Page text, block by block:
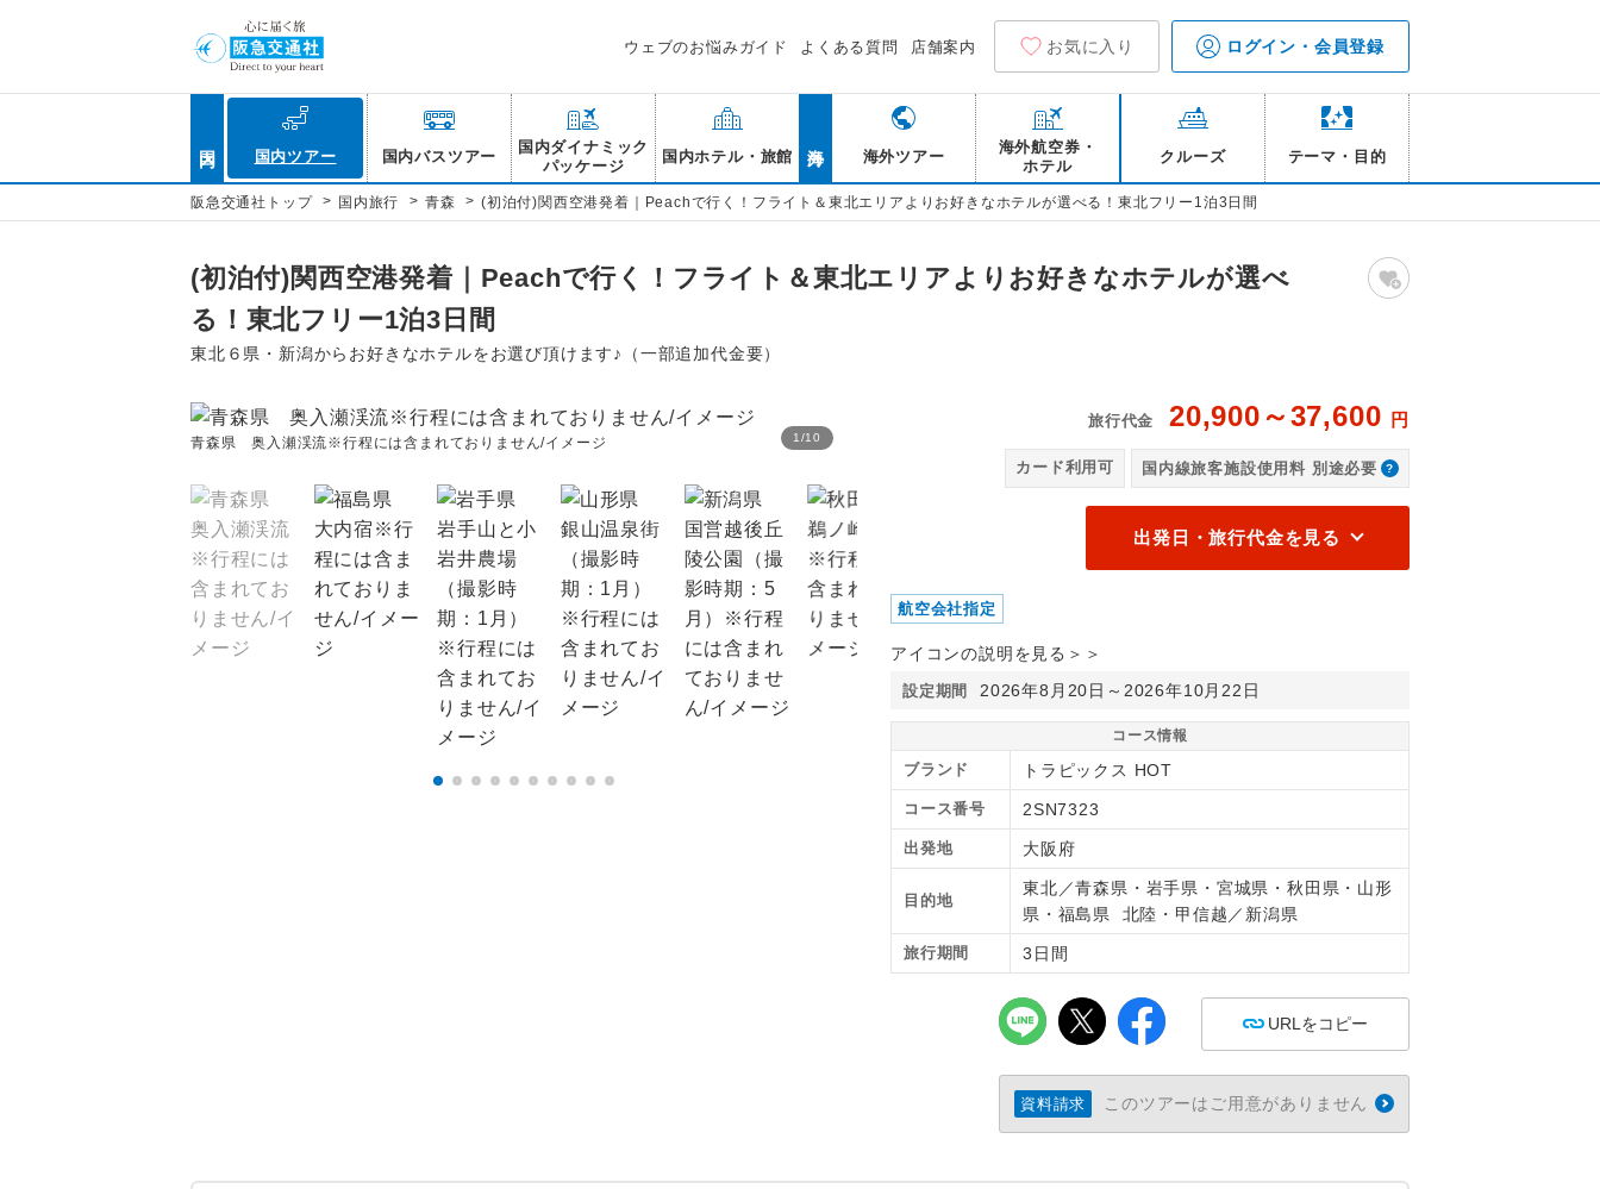
ウェブのお悩みガイド よくある質問 店舗案内 お気に入り ログイン・会員登録
国内ツアー 国内バスツアー
国内ダイナミック
パッケージ
国内ホテル・旅館 海外ツアー
海外航空券・
ホテル
クルーズ テーマ・目的
阪急交通社トップ > 国内旅行 > 青森 > (初泊付)関西空港発着｜Peachで行く！フライト＆東北エリアよりお好きなホテルが選べる！東北フリー1泊3日間
(初泊付)関西空港発着｜Peachで行く！フライト＆東北エリアよりお好きなホテルが選べ
る！東北フリー1泊3日間
東北６県・新潟からお好きなホテルをお選び頂けます♪（一部追加代金要）
1 /10
青森県 奥入瀬渓流※行程には含まれておりません/イメージ
旅行代金 20,900～37,600 円
カード利用可 国内線旅客施設使用料 別途必要
出発日・旅行代金を見る
航空会社指定
アイコンの説明を見る＞＞
設定期間 2026年8月20日～2026年10月22日
コース情報
ブランド トラピックス HOT
コース番号 2SN7323
出発地 大阪府
目的地
東北／青森県・岩手県・宮城県・秋田県・山形
県・福島県 北陸・甲信越／新潟県
旅行期間 3日間
URLをコピー
資料請求 このツアーはご用意がありません